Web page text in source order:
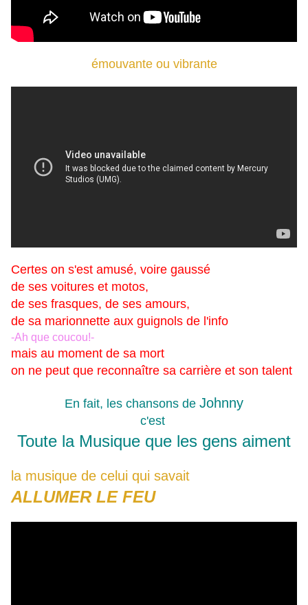
émouvante ou vibrante
Certes on s'est amusé, voire gaussé
de ses voitures et motos,
de ses frasques, de ses amours,
de sa marionnette aux guignols de l'info
-Ah que coucou!-
mais au moment de sa mort
on ne peut que reconnaître sa carrière et son talent
En fait, les chansons de Johnny
c'est
Toute la Musique que les gens aiment
la musique de celui qui savait
ALLUMER LE FEU